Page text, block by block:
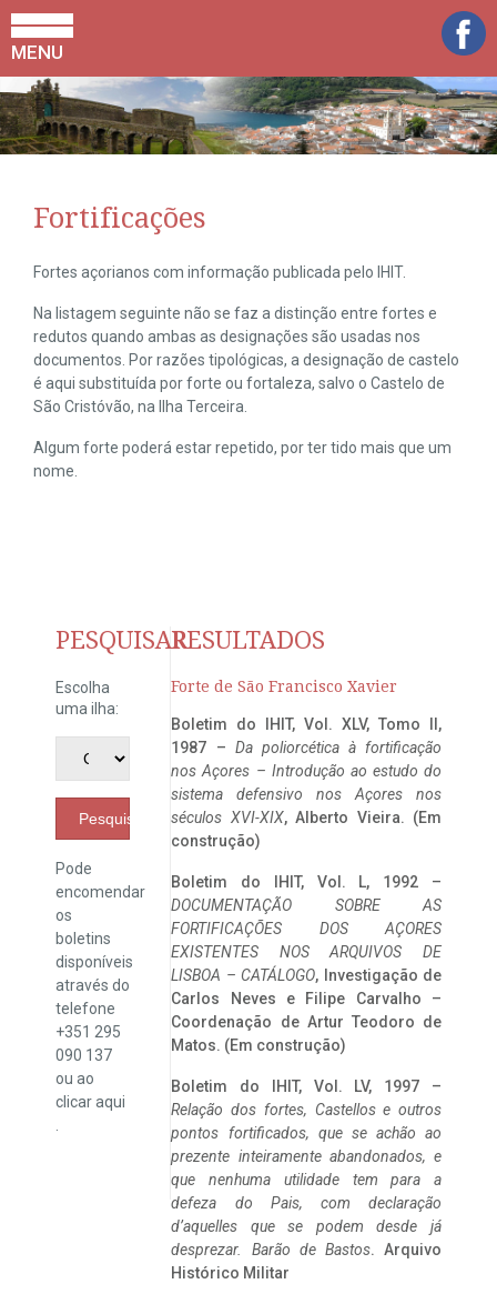
MENU
Fortificações
Fortes açorianos com informação publicada pelo IHIT.
Na listagem seguinte não se faz a distinção entre fortes e
redutos quando ambas as designações são usadas nos
documentos. Por razões tipológicas, a designação de castelo
é aqui substituída por forte ou fortaleza, salvo o Castelo de
São Cristóvão, na Ilha Terceira.
Algum forte poderá estar repetido, por ter tido mais que um
nome.
PESQUISAR
Escolha
uma ilha:
Pesquisar
Pode
encomendar
os
boletins
disponíveis
através do
telefone
+351 295
090 137
ou ao
clicaraqui
RESULTADOS
Forte de São Francisco Xavier
Boletim do IHIT, Vol. XLV, Tomo II,
1987 – Da poliorcética à fortificação
nos Açores – Introdução ao estudo do
sistema defensivo nos Açores nos
séculos XVI-XIX, Alberto Vieira. (Em
construção)
Boletim do IHIT, Vol. L, 1992 –
DOCUMENTAÇÃO SOBRE AS
FORTIFICAÇÕES DOS AÇORES
EXISTENTES NOS ARQUIVOS DE
LISBOA – CATÁLOGO, Investigação de
Carlos Neves e Filipe Carvalho –
Coordenação de Artur Teodoro de
Matos. (Em construção)
Boletim do IHIT, Vol. LV, 1997 –
Relação dos fortes, Castellos e outros
pontos fortificados, que se achão ao
prezente inteiramente abandonados, e
que nenhuma utilidade tem para a
defeza do Pais, com declaração
d’aquelles que se podem desde já
desprezar. Barão de Bastos. Arquivo
Histórico Militar